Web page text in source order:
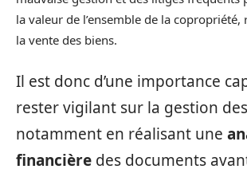
la valeur de l’ensemble de la
la vente des biens.
Il est donc d’une importance
rester vigilant sur la gestion
notamment en réalisant une
financière des documents